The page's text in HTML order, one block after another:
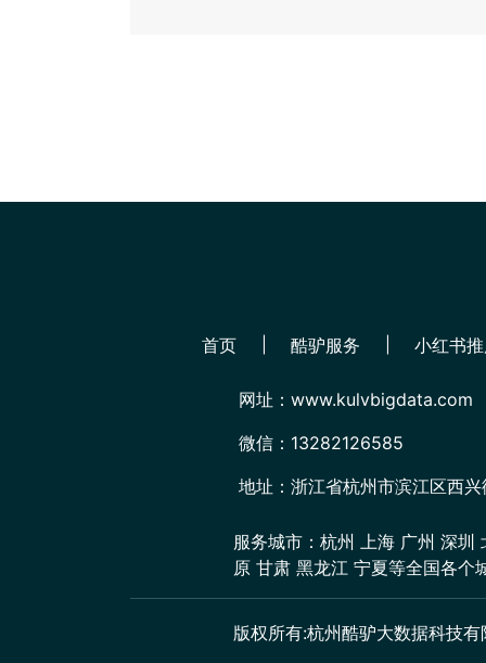
网址：www.kulvbigdata.com
微信：13282126585
地址：浙江省杭州市滨江区西
服务城市：杭州 上海 广州 深
原 甘肃 黑龙江 宁夏等全国各个
版权所有:杭州酷驴大数据科技有
首页 酷驴服务 小红书